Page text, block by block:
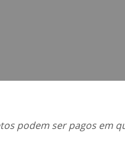
podem ser pagos em